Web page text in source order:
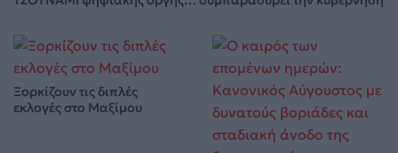
Ξορκίζουν τις διπλές
εκλογές στο Μαξίμου